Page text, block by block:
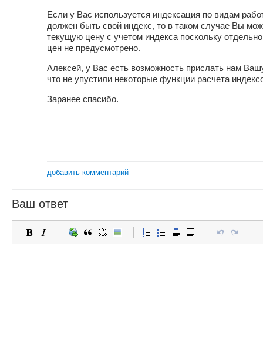
Если у Вас используется индексация по видам
должен быть свой индекс, то в таком случае Вы
текущую цену с учетом индекса поскольку
цен не предусмотрено.
Алексей, у Вас есть возможность прислать нам
что не упустили некоторые функции расчета
Заранее спасибо.
добавить комментарий
Ваш ответ